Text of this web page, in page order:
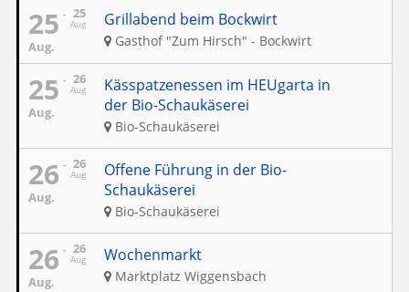
25
Aug
25
Aug.
Grillabend beim Bockwirt
Gasthof "Zum Hirsch" - Bockwirt
26
Aug
25
Aug.
Kässpatzenessen im HEUgarta in
der Bio-Schaukäserei
Bio-Schaukäserei
26
Aug
26
Aug.
Offene Führung in der Bio-
Schaukäserei
Bio-Schaukäserei
26
Aug
26
Aug.
Wochenmarkt
Marktplatz Wiggensbach